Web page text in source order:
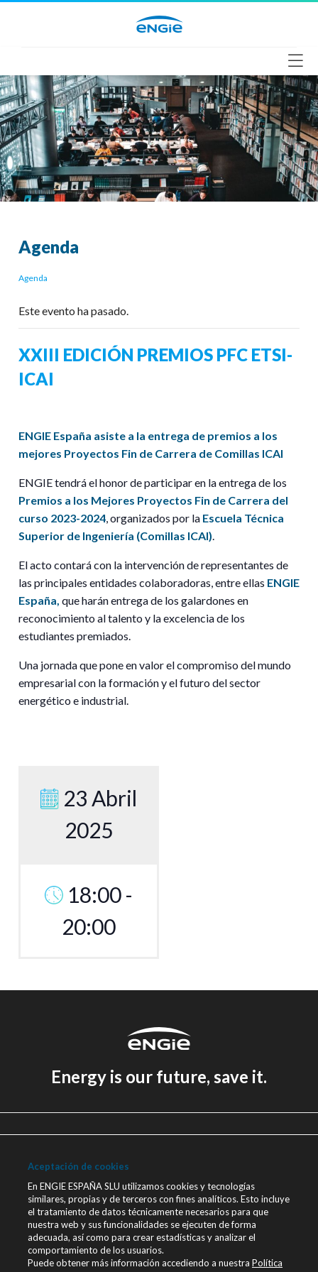
Agenda
Agenda
Este evento ha pasado.
XXIII EDICIÓN PREMIOS PFC ETSI-
ICAI
ENGIE España asiste a la entrega de premios a los
mejores Proyectos Fin de Carrera de Comillas ICAI
ENGIE tendrá el honor de participar en la entrega de los
Premios a los Mejores Proyectos Fin de Carrera del
curso 2023-2024, organizados por la Escuela Técnica
Superior de Ingeniería (Comillas ICAI).
El acto contará con la intervención de representantes de
las principales entidades colaboradoras, entre ellas ENGIE
España, que harán entrega de los galardones en
reconocimiento al talento y la excelencia de los
estudiantes premiados.
Una jornada que pone en valor el compromiso del mundo
empresarial con la formación y el futuro del sector
energético e industrial.
23 Abril
2025
18:00 -
20:00
Energy is our future, save it.
Aviso legal
Política de Privacidad
Política de cookies
Canal Ético
Únete a nosotros
Blog ENGIE
Aceptación de cookies
En ENGIE ESPAÑA SLU utilizamos cookies y tecnologías
similares, propias y de terceros con fines analíticos. Esto incluye
el tratamiento de datos técnicamente necesarios para que
nuestra web y sus funcionalidades se ejecuten de forma
adecuada, así como para crear estadísticas y analizar el
comportamiento de los usuarios.
Puede obtener más información accediendo a nuestra Política